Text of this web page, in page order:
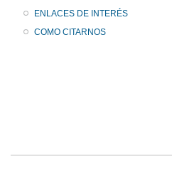
ENLACES DE INTERÉS
COMO CITARNOS